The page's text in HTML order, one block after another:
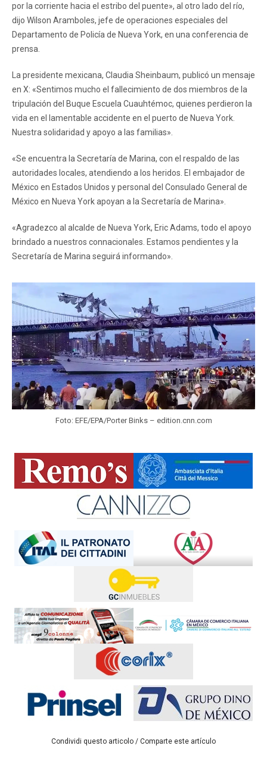
por la corriente hacia el estribo del puente», al otro lado del río,
dijo Wilson Aramboles, jefe de operaciones especiales del
Departamento de Policía de Nueva York, en una conferencia de
prensa.
La presidente mexicana, Claudia Sheinbaum, publicó un mensaje
en X: «Sentimos mucho el fallecimiento de dos miembros de la
tripulación del Buque Escuela Cuauhtémoc, quienes perdieron la
vida en el lamentable accidente en el puerto de Nueva York.
Nuestra solidaridad y apoyo a las familias».
«Se encuentra la Secretaría de Marina, con el respaldo de las
autoridades locales, atendiendo a los heridos. El embajador de
México en Estados Unidos y personal del Consulado General de
México en Nueva York apoyan a la Secretaría de Marina».
«Agradezco al alcalde de Nueva York, Eric Adams, todo el apoyo
brindado a nuestros connacionales. Estamos pendientes y la
Secretaría de Marina seguirá informando».
Foto: EFE/EPA/Porter Binks – edition.cnn.com
Condividi questo articolo / Comparte este artículo